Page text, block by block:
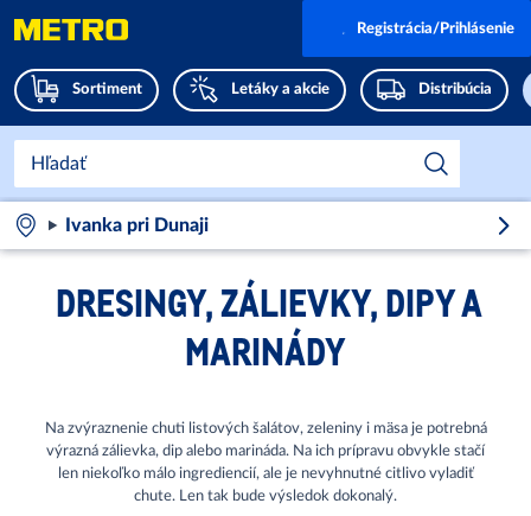
Sortiment Letáky a akcie Distribúcia
Registrácia/Prihlásenie
Ivanka pri Dunaji
DRESINGY, ZÁLIEVKY, DIPY A
MARINÁDY
Na zvýraznenie chuti listových šalátov, zeleniny i mäsa je potrebná
výrazná zálievka, dip alebo marináda. Na ich prípravu obvykle stačí
len niekoľko málo ingrediencií, ale je nevyhnutné citlivo vyladiť
chute. Len tak bude výsledok dokonalý.